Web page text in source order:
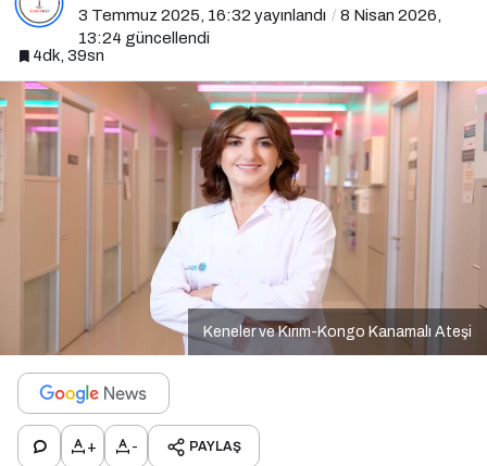
3 Temmuz 2025, 16:32 yayınlandı
8 Nisan 2026,
13:24 güncellendi
4dk, 39sn
Keneler ve Kırım-Kongo Kanamalı Ateşi
+ - PAYLAŞ